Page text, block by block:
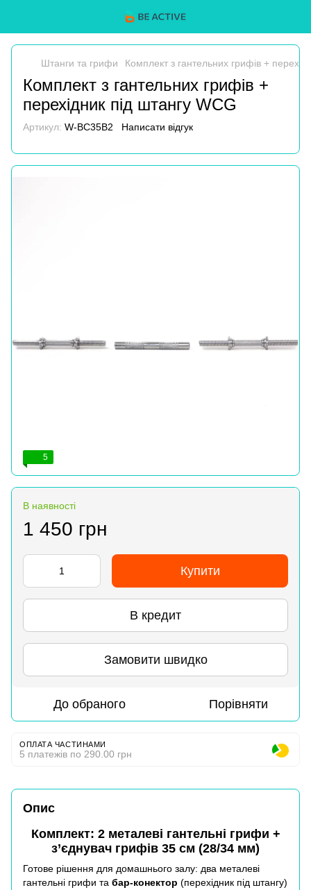
Штанги та грифи Комплект з гантельних грифів +
Комплект з гантельних грифів +
перехідник під штангу WCG
Артикул: W-BC35B2 Написати відгук
5
В наявності
1 450 грн
Купити
В кредит
Замовити швидко
До обраного Порівняти
ОПЛАТА ЧАСТИНАМИ
5 платежів по 290.00 грн
Опис
Комплект: 2 металеві гантельні грифи +
з’єднувач грифів 35 см (28/34 мм)
Готове рішення для домашнього залу: два металеві
гантельні грифи та бар-конектор (перехідник під штангу)